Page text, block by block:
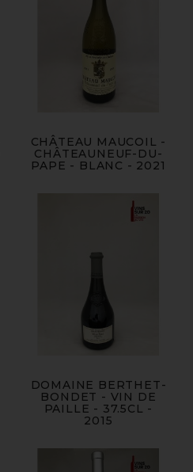
CHÂTEAU MAUCOIL -
CHÂTEAUNEUF-DU-
PAPE - BLANC - 2021
DOMAINE BERTHET-
BONDET - VIN DE
PAILLE - 37.5CL -
2015